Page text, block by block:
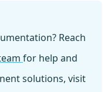
Reach
for help and
solutions, visit